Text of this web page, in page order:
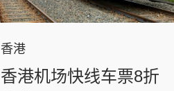
香港
香港机场快线车票8折